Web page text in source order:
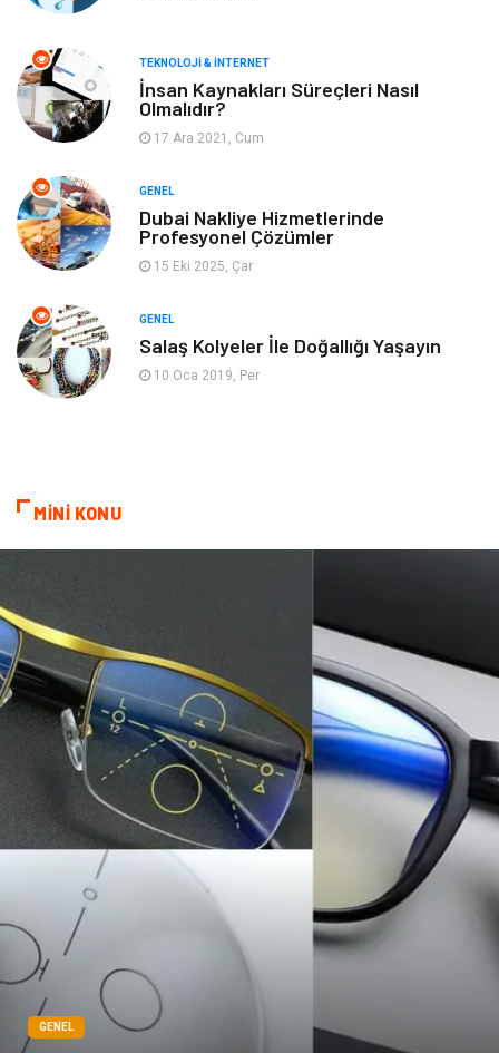
Gayrimenkul Spor
Finans& Ekonomi Anne & Çocuk
Genel Kültür
Ev İşleri
Mobilya
Astroloji
Pet Malzemeleri
TEKNOLOJI & İNTERNET
İnsan Kaynakları Süreçleri Nasıl
Olmalıdır?
17 Ara 2021, Cum
GENEL
Dubai Nakliye Hizmetlerinde
Profesyonel Çözümler
15 Eki 2025, Çar
GENEL
Salaş Kolyeler İle Doğallığı Yaşayın
10 Oca 2019, Per
MİNİ KONU
GENEL